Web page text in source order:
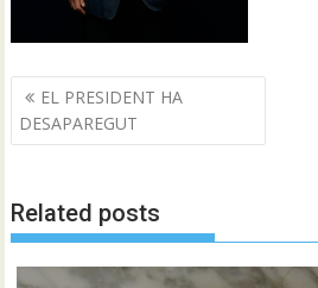
Navegació
d'entrades
EL PRESIDENT HA
DESAPAREGUT
Related posts